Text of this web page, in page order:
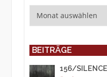
BEITRÄGE
156/